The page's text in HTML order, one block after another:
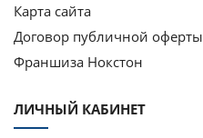
Карта сайта
Договор публичной оферты
Франшиза Нокстон
ЛИЧНЫЙ КАБИНЕТ